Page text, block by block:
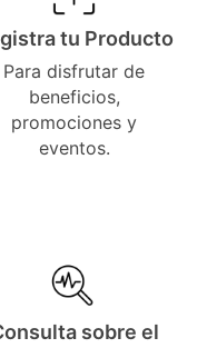
tu Producto
Para disfrutar de
beneficios,
promociones y
eventos.
sobre el